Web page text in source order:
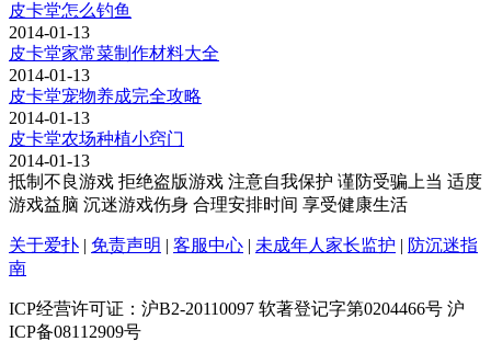
皮卡堂怎么钓鱼
2014-01-13
皮卡堂家常菜制作材料大全
2014-01-13
皮卡堂宠物养成完全攻略
2014-01-13
皮卡堂农场种植小窍门
2014-01-13
抵制不良游戏 拒绝盗版游戏 注意自我保护 谨防受骗上当 适度
游戏益脑 沉迷游戏伤身 合理安排时间 享受健康生活
关于爱扑 | 免责声明 | 客服中心 | 未成年人家长监护 | 防沉迷指
南
ICP经营许可证：沪B2-20110097 软著登记字第0204466号 沪
ICP备08112909号